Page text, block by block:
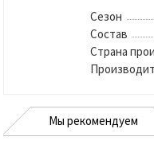
Сезон
Состав
Страна
Мы рекомендуем